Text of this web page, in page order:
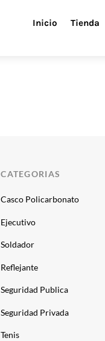
Inicio Tienda
CATEGORIAS
Casco Policarbonato
Ejecutivo
Soldador
Reflejante
Seguridad Publica
Seguridad Privada
Tenis